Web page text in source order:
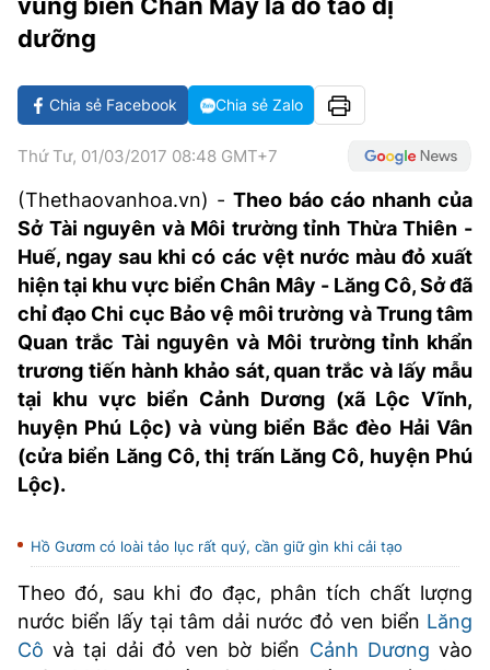
GOLF
CÁC CÚP CHÂU ÂU
BẢNG XẾP HẠNG
VĂN HÓA
GIẢI TRÍ
DIỄN ĐÀN
CÔNG NGHIỆP VĂN HÓA
NHỊP ĐẬP SỨC KHỎE
X-QUANG TIN ĐỒN
VIẾT LẠI ƯỚC MƠ
GIẢI TRÍ
PHIM
ÂM NHẠC
KBIZ
DU LỊCH
TIN TỨC
ĐIỂM ĐẾN
ẢNH
ẨM THỰC
THẾ GIỚI SAO
HIGHTECH
TIÊU ĐIỂM - SPOTLIGHT
BẠN CẦN BIẾT
INFOGRAPHIC
E-MAGAZINE
ẢNH
BÁO GIẤY
CỐNG HIẾN
BÙI XUÂN PHÁI
TIỆN ÍCH
dưỡng
Chia sẻ Facebook Chia sẻ Zalo
Thứ Tư, 01/03/2017 08:48 GMT+7
(Thethaovanhoa.vn) - Theo báo cáo nhanh của
Sở Tài nguyên và Môi trường tỉnh Thừa Thiên -
Huế, ngay sau khi có các vệt nước màu đỏ xuất
hiện tại khu vực biển Chân Mây - Lăng Cô, Sở đã
chỉ đạo Chi cục Bảo vệ môi trường và Trung tâm
Quan trắc Tài nguyên và Môi trường tỉnh khẩn
trương tiến hành khảo sát, quan trắc và lấy mẫu
tại khu vực biển Cảnh Dương (xã Lộc Vĩnh,
huyện Phú Lộc) và vùng biển Bắc đèo Hải Vân
(cửa biển Lăng Cô, thị trấn Lăng Cô, huyện Phú
Lộc).
Hồ Gươm có loài tảo lục rất quý, cần giữ gìn khi cải tạo
Theo đó, sau khi đo đạc, phân tích chất lượng
nước biển lấy tại tâm dải nước đỏ ven biển Lăng
Cô và tại dải đỏ ven bờ biển Cảnh Dương vào